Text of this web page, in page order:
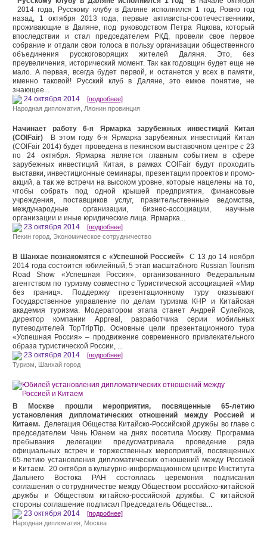
2014 года, Русскому клубу в Даляне исполнился 1 год. Ровно год
назад, 1 октября 2013 года, первые активисты-соотечественники,
проживающие в Даляне, под руководством Петра Яцкова, который
впоследствии и стал председателем РКД, провели свое первое
собрание и отдали свои голоса в пользу организации общественного
объединения русскоговорящих жителей Даляня. Это, без
преувеличения, исторический момент. Так как годовщин будет еще не
мало. А первая, всегда будет первой, и останется у всех в памяти,
именно таковой! Русский клуб в Даляне, это емкое понятие, не
знающее...
24 октября 2014 [подробнее]
Народная дипломатия Ляонин провинция
Начинает работу 6-я Ярмарка зарубежных инвестиций Китая
(COIFair) В этом году 6-я Ярмарка зарубежных инвестиций Китая
(COIFair 2014) будет проведена в пекинском выставочном центре с 23
по 24 октября. Ярмарка является главным событием в сфере
зарубежных инвестиций Китая, в рамках COIFair будут проходить
выставки, инвестиционные семинары, презентации проектов и промо-
акций, а так же встречи на высоком уровне, которые нацелены на то,
чтобы собрать под одной крышей предприятия, финансовые
учреждения, поставщиков услуг, правительственные ведомства,
международные организации, бизнес-ассоциации, научные
организации и иные юридические лица. Ярмарка...
23 октября 2014 [подробнее]
Пекин город Экономическое сотрудничество
В Шанхае познакомятся с «Успешной Россией»
С 13 до 14 ноября
2014 года состоится юбилейный, 5 этап масштабного Russian Tourism
Road Show «Успешная Россия», организованного Федеральным
агентством по туризму совместно с Туристической ассоциацией «Мир
без границ». Поддержку презентационному туру оказывают
Государственное управление по делам туризма КНР и Китайская
академия туризма. Модератором этапа станет Андрей Сулейков,
директор компании Appreal, разработчика серии мобильных
путеводителей TopTripTip. Основные цели презентационного тура
«Успешная Россия» – продвижение современного привлекательного
образа туристической России, ...
23 октября 2014 [подробнее]
Туризм
Шанхай город
В Москве прошли мероприятия, посвященные 65-летию
установления дипломатических отношений между Россией и
Китаем. Делегация Общества Китайско-Российской дружбы во главе с
председателем Чень Юанем на днях посетила Москву. Программа
пребывания делегации предусматривала проведение ряда
официальных встреч и торжественных мероприятий, посвященных
65-летию установления дипломатических отношений между Россией
и Китаем. 20 октября в культурно-информационном центре Института
Дальнего Востока РАН состоялась церемония подписания
соглашения о сотрудничестве между Обществом российско-китайской
дружбы и Обществом китайско-российской дружбы. С китайской
стороны соглашение подписал Председатель Общества...
23 октября 2014 [подробнее]
Народная дипломатия Москва